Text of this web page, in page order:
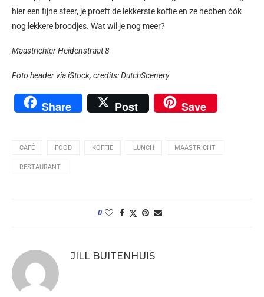
hier een fijne sfeer, je proeft de lekkerste koffie en ze hebben óók
nog lekkere broodjes. Wat wil je nog meer?
Maastrichter Heidenstraat 8
Foto header via iStock, credits:DutchScenery
Share Post Save
CAFÉ FOOD KOFFIE LUNCH MAASTRICHT
RESTAURANT
0
JILL BUITENHUIS